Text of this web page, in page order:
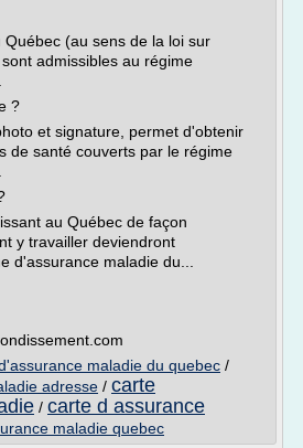
Québec (au sens de la loi sur
admissibles au régime
?
et signature, permet d'obtenir
de santé couverts par le régime
au Québec de façon
y travailler deviendront
d'assurance maladie du...
maladie du quebec /
adresse / carte
/ carte d assurance
maladie quebec